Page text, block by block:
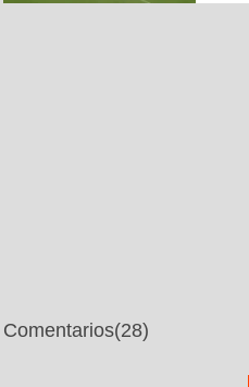
Comentarios(28)